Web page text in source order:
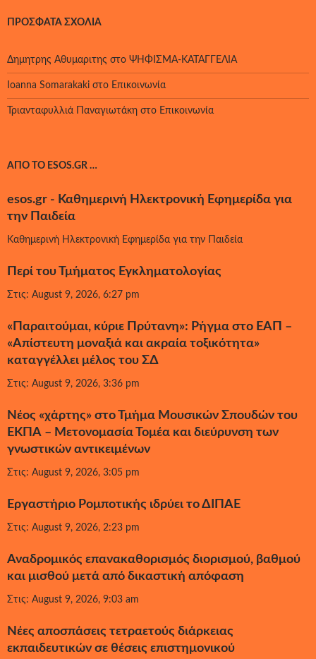
ΠΡΌΣΦΑΤΑ ΣΧΌΛΙΑ
Δημητρης Αθυμαριτης στο ΨΗΦΙΣΜΑ-ΚΑΤΑΓΓΕΛΙΑ
Ioanna Somarakaki στο Επικοινωνία
Τριανταφυλλιά Παναγιωτάκη στο Επικοινωνία
ΑΠΌ ΤΟ ESOS.GR …
esos.gr - Καθημερινή Ηλεκτρονική Εφημερίδα για
την Παιδεία
Καθημερινή Ηλεκτρονική Εφημερίδα για την Παιδεία
Περί του Τμήματος Εγκληματολογίας
Στις: August 9, 2026, 6:27 pm
«Παραιτούμαι, κύριε Πρύτανη»: Ρήγμα στο ΕΑΠ –
«Απίστευτη μοναξιά και ακραία τοξικότητα»
καταγγέλλει μέλος του ΣΔ
Στις: August 9, 2026, 3:36 pm
Νέος «χάρτης» στο Τμήμα Μουσικών Σπουδών του
ΕΚΠΑ – Μετονομασία Τομέα και διεύρυνση των
γνωστικών αντικειμένων
Στις: August 9, 2026, 3:05 pm
Εργαστήριο Ρομποτικής ιδρύει το ΔΙΠΑΕ
Στις: August 9, 2026, 2:23 pm
Αναδρομικός επανακαθορισμός διορισμού, βαθμού
και μισθού μετά από δικαστική απόφαση
Στις: August 9, 2026, 9:03 am
Νέες αποσπάσεις τετραετούς διάρκειας
εκπαιδευτικών σε θέσεις επιστημονικού